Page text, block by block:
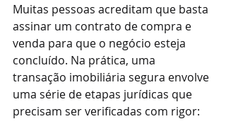
Muitas pessoas acreditam que basta
assinar um contrato de compra e
venda para que o negócio esteja
concluído. Na prática, uma
transação imobiliária segura envolve
uma série de etapas jurídicas que
precisam ser verificadas com rigor: